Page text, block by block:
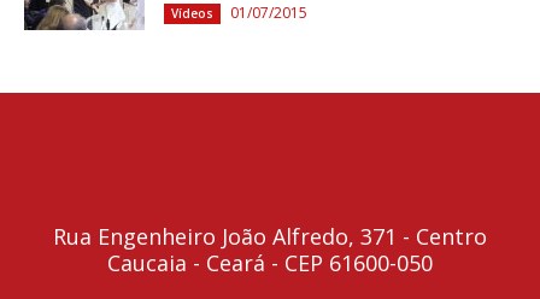
Vídeos 01/07/2015
Rua Engenheiro João Alfredo, 371 - Centro
Caucaia - Ceará - CEP 61600-050